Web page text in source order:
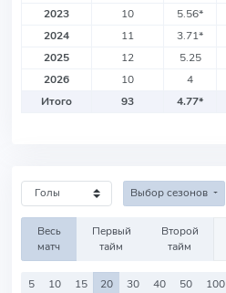
2023
10 5.56*
2024
11 3.71*
2025
12 5.25
2026
10 4
Итого
93 4.77*
Выбор сезонов
Весь
матч
Первый
тайм
Второй
тайм
5 10 15 20 30 40 50 100